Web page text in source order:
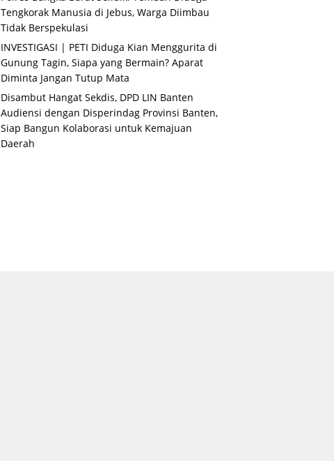
Tengkorak Manusia di Jebus, Warga Diimbau
Tidak Berspekulasi
INVESTIGASI | PETI Diduga Kian Menggurita di
Gunung Tagin, Siapa yang Bermain? Aparat
Diminta Jangan Tutup Mata
Disambut Hangat Sekdis, DPD LIN Banten
Audiensi dengan Disperindag Provinsi Banten,
Siap Bangun Kolaborasi untuk Kemajuan
Daerah